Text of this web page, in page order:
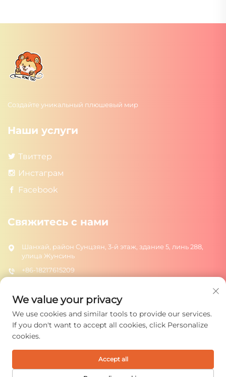
Создайте уникальный плюшевый мир
Наши услуги
Твиттер
Инстаграм
Facebook
Свяжитесь с нами
Шанхай, район Сунцзян, 3-й этаж, здание 5, линь 288,
улица Жунсинь
+86-18217615209
ОТПРАВИТЬ
Авторские права © 2026 Shanghai Rongtuo Toys Co., Ltd. Все
We value your privacy
We use cookies and similar tools to provide our services.
If you don't want to accept all cookies, click Personalize
cookies.
Accept all